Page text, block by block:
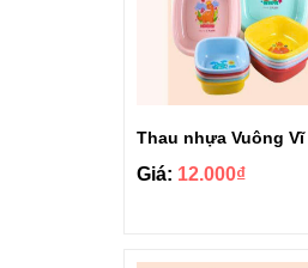
Giá: 12.000₫